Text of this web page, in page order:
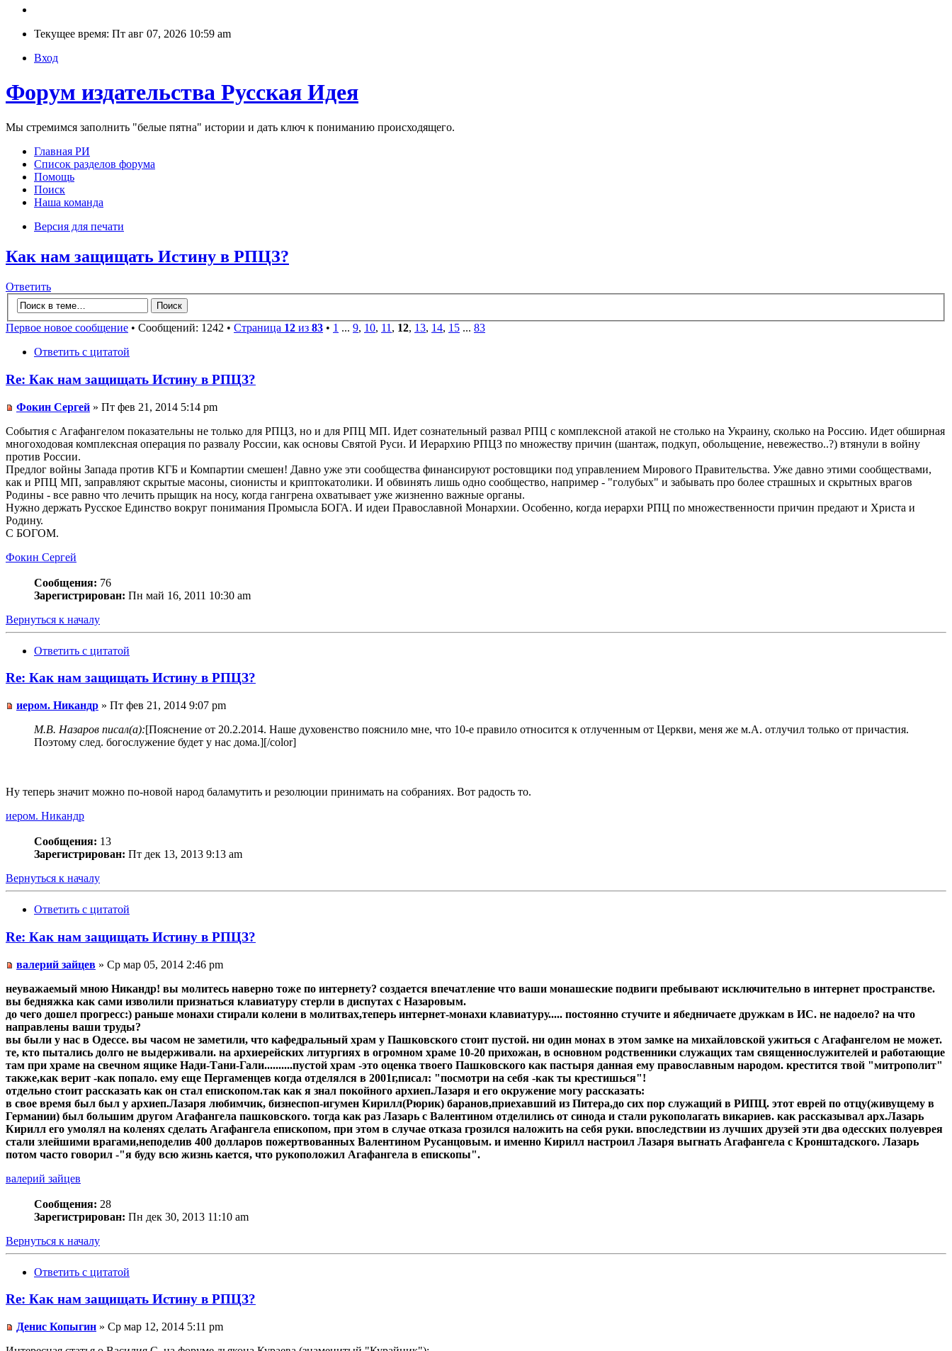
Текущее время: Пт авг 07, 2026 10:59 am
Вход
Форум издательства Русская Идея
Мы стремимся заполнить "белые пятна" истории и дать ключ к пониманию происходящего.
Главная РИ
Список разделов форума
Помощь
Поиск
Наша команда
Версия для печати
Как нам защищать Истину в РПЦЗ?
Ответить
Первое новое сообщение • Сообщений: 1242 • Страница 12 из 83 • 1 ... 9, 10, 11 , 12, 13, 14, 15 ... 83
Ответить с цитатой
Re: Как нам защищать Истину в РПЦЗ?
Фокин Сергей » Пт фев 21, 2014 5:14 pm
События с Агафангелом показательны не только для РПЦЗ, но и для РПЦ МП. Идет сознательный развал РПЦ с комплексной атакой не столько на Украину, сколько на Россию. Идет обширная
многоходовая комплексная операция по развалу России, как основы Святой Руси. И Иерархию РПЦЗ по множеству причин (шантаж, подкуп, обольщение, невежество..?) втянули в войну
против России.
Предлог войны Запада против КГБ и Компартии смешен! Давно уже эти сообщества финансируют ростовщики под управлением Мирового Правительства. Уже давно этими сообществами,
как и РПЦ МП, заправляют скрытые масоны, сионисты и криптокатолики. И обвинять лишь одно сообщество, например - "голубых" и забывать про более страшных и скрытных врагов
Родины - все равно что лечить прыщик на носу, когда гангрена охватывает уже жизненно важные органы.
Нужно держать Русское Единство вокруг понимания Промысла БОГА. И идеи Православной Монархии. Особенно, когда иерархи РПЦ по множественности причин предают и Христа и
Родину.
С БОГОМ.
Фокин Сергей
Сообщения: 76
Зарегистрирован: Пн май 16, 2011 10:30 am
Вернуться к началу
Ответить с цитатой
Re: Как нам защищать Истину в РПЦЗ?
иером. Никандр » Пт фев 21, 2014 9:07 pm
М.В. Назаров писал(а):[Пояснение от 20.2.2014. Наше духовенство пояснило мне, что 10-е правило относится к отлученным от Церкви, меня же м.А. отлучил только от причастия.
Поэтому след. богослужение будет у нас дома.][/color]
Ну теперь значит можно по-новой народ баламутить и резолюции принимать на собраниях. Вот радость то.
иером. Никандр
Сообщения: 13
Зарегистрирован: Пт дек 13, 2013 9:13 am
Вернуться к началу
Ответить с цитатой
Re: Как нам защищать Истину в РПЦЗ?
валерий зайцев » Ср мар 05, 2014 2:46 pm
неуважаемый мною Никандр! вы молитесь наверно тоже по интернету? создается впечатление что ваши монашеские подвиги пребывают исключительно в интернет пространстве.
вы бедняжка как сами изволили признаться клавиатуру стерли в диспутах с Назаровым.
до чего дошел прогресс:) раньше монахи стирали колени в молитвах,теперь интернет-монахи клавиатуру..... постоянно стучите и ябедничаете дружкам в ИС. не надоело? на что
направлены ваши труды?
вы были у нас в Одессе. вы часом не заметили, что кафедральный храм у Пашковского стоит пустой. ни один монах в этом замке на михайловской ужиться с Агафангелом не может.
те, кто пытались долго не выдерживали. на архиерейских литургиях в огромном храме 10-20 прихожан, в основном родственники служащих там священнослужителей и работающие
там при храме на свечном ящике Нади-Тани-Гали..........пустой храм -это оценка твоего Пашковского как пастыря данная ему православным народом. крестится твой "митрополит"
также,как верит -как попало. ему еще Пергаменцев когда отделялся в 2001г,писал: "посмотри на себя -как ты крестишься"!
отдельно стоит рассказать как он стал епископом.так как я знал покойного архиеп.Лазаря и его окружение могу рассказать:
в свое время был был у архиеп.Лазаря любимчик, бизнеспоп-игумен Кирилл(Рюрик) баранов,приехавший из Питера,до сих пор служащий в РИПЦ. этот еврей по отцу(живущему в
Германии) был большим другом Агафангела пашковского. тогда как раз Лазарь с Валентином отделились от синода и стали рукополагать викариев. как рассказывал арх.Лазарь
Кирилл его умолял на коленях сделать Агафангела епископом, при этом в случае отказа грозился наложить на себя руки. впоследствии из лучших друзей эти два одесских полуеврея
стали злейшими врагами,неподелив 400 долларов пожертвованных Валентином Русанцовым. и именно Кирилл настроил Лазаря выгнать Агафангела с Кронштадского. Лазарь
потом часто говорил -"я буду всю жизнь кается, что рукоположил Агафангела в епископы".
валерий зайцев
Сообщения: 28
Зарегистрирован: Пн дек 30, 2013 11:10 am
Вернуться к началу
Ответить с цитатой
Re: Как нам защищать Истину в РПЦЗ?
Денис Копыгин » Ср мар 12, 2014 5:11 pm